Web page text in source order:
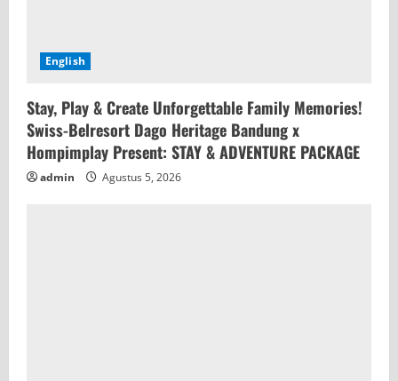
English
Stay, Play & Create Unforgettable Family Memories!
Swiss-Belresort Dago Heritage Bandung x
Hompimplay Present: STAY & ADVENTURE PACKAGE
admin Agustus 5, 2026